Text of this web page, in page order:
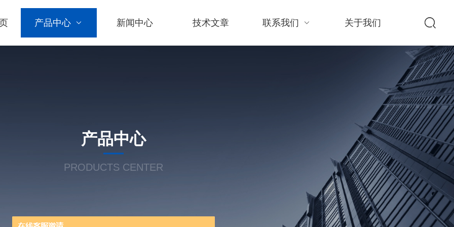
产品中心 新闻中心 技术文章 联系我们 关于我们
产品中心
PRODUCTS CENTER